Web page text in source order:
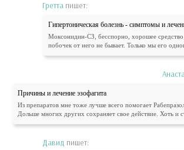
Гретта пишет:
Гипертоническая болезнь - симптомы и
Моксонидин-СЗ, бесспорно, хорошее
побочек от него не бывает. Только мы его
Причины и лечение эзофагита
Из препаратов мне тоже лучше всего помогает
Дольше многих других сохраняет свое действие. Хоть и
Давид пишет: